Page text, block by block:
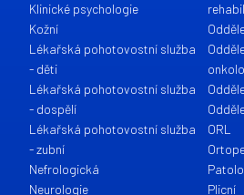
Klinické psychologie
Kožní
Lékařská pohotovostní služba
- děti
Lékařská pohotovostní služba
- dospělí
Lékařská pohotovostní služba
- zubní
Nefrologická
Neurologie
ORL
Plicní